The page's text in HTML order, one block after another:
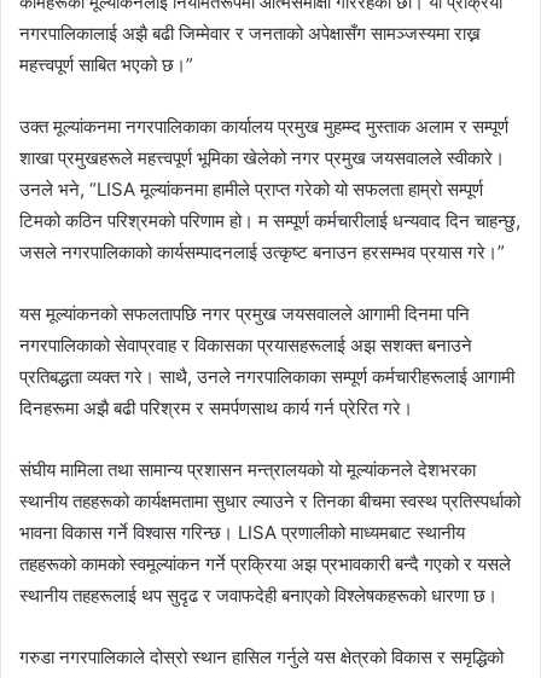
नगरपालिकालाई अझै बढी जिम्मेवार र जनताको अपेक्षासँग सामञ्जस्यमा राख्न
महत्त्वपूर्ण साबित भएको छ।”
उक्त मूल्यांकनमा नगरपालिकाका कार्यालय प्रमुख मुहम्म्द मुस्ताक अलाम र सम्पूर्ण
शाखा प्रमुखहरूले महत्त्वपूर्ण भूमिका खेलेको नगर प्रमुख जयसवालले स्वीकारे।
उनले भने, “LISA मूल्यांकनमा हामीले प्राप्त गरेको यो सफलता हाम्रो सम्पूर्ण
टिमको कठिन परिश्रमको परिणाम हो। म सम्पूर्ण कर्मचारीलाई धन्यवाद दिन चाहन्छु,
जसले नगरपालिकाको कार्यसम्पादनलाई उत्कृष्ट बनाउन हरसम्भव प्रयास गरे।”
यस मूल्यांकनको सफलतापछि नगर प्रमुख जयसवालले आगामी दिनमा पनि
नगरपालिकाको सेवाप्रवाह र विकासका प्रयासहरूलाई अझ सशक्त बनाउने
प्रतिबद्धता व्यक्त गरे। साथै, उनले नगरपालिकाका सम्पूर्ण कर्मचारीहरूलाई आगामी
दिनहरूमा अझै बढी परिश्रम र समर्पणसाथ कार्य गर्न प्रेरित गरे।
संघीय मामिला तथा सामान्य प्रशासन मन्त्रालयको यो मूल्यांकनले देशभरका
स्थानीय तहहरूको कार्यक्षमतामा सुधार ल्याउने र तिनका बीचमा स्वस्थ प्रतिस्पर्धाको
भावना विकास गर्ने विश्वास गरिन्छ। LISA प्रणालीको माध्यमबाट स्थानीय
तहहरूको कामको स्वमूल्यांकन गर्ने प्रक्रिया अझ प्रभावकारी बन्दै गएको र यसले
स्थानीय तहहरूलाई थप सुदृढ र जवाफदेही बनाएको विश्लेषकहरूको धारणा छ।
गरुडा नगरपालिकाले दोस्रो स्थान हासिल गर्नुले यस क्षेत्रको विकास र समृद्धिको